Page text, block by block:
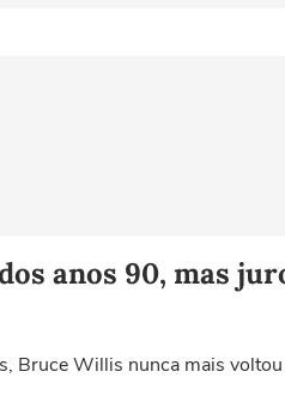
anos 90, mas
Bruce Willis nunca mais